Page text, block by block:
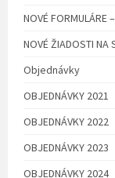
NOVÉ FORMULÁRE
NOVÉ ŽIADOSTI NA
Objednávky
OBJEDNÁVKY 2021
OBJEDNÁVKY 2022
OBJEDNÁVKY 2023
OBJEDNÁVKY 2024